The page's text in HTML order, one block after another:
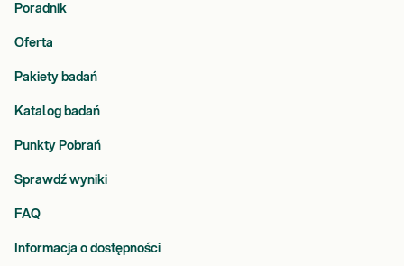
Poradnik
Oferta
Pakiety badań
Katalog badań
Punkty Pobrań
Sprawdź wyniki
FAQ
Informacja o dostępności